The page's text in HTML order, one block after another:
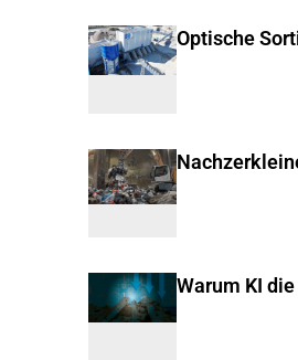
Optische
Warum KI